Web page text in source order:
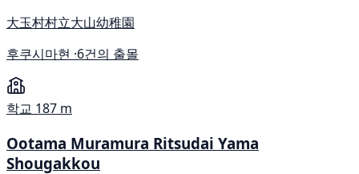
大玉村村立大山幼稚園
후쿠시마현 ·6건의 출몰
학교 187 m
Ootama Muramura Ritsudai Yama
Shougakkou